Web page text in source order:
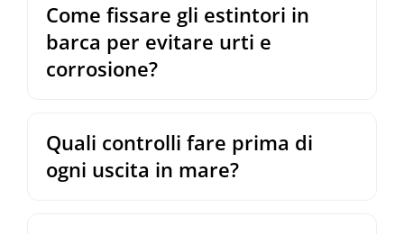
Come fissare gli estintori in
barca per evitare urti e
corrosione?
Quali controlli fare prima di
ogni uscita in mare?